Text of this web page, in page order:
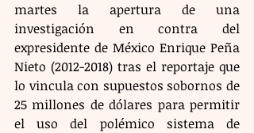
martes la apertura de una
investigación en contra del
expresidente de México Enrique Peña
Nieto (2012-2018) tras el reportaje que
lo vincula con supuestos sobornos de
25 millones de dólares para permitir
el uso del polémico sistema de